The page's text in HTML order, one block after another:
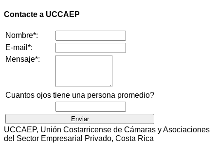
Contacte a UCCAEP
Nombre*:
E-mail*:
Mensaje*:
Cuantos ojos tiene una persona promedio?
UCCAEP, Unión Costarricense de Cámaras y Asociaciones
del Sector Empresarial Privado, Costa Rica